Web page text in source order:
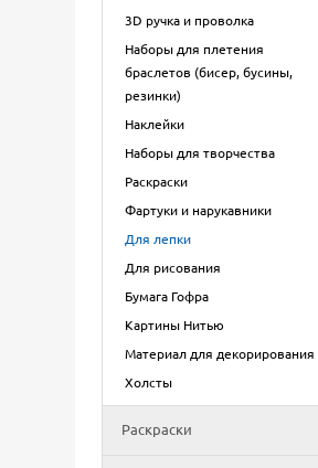
3D ручка и проволка
Наборы для плетения
браслетов (бисер, бусины,
резинки)
Наклейки
Наборы для творчества
Раскраски
Фартуки и нарукавники
Для лепки
Для рисования
Бумага Гофра
Картины Нитью
Материал для декорирования
Холсты
Раскраски